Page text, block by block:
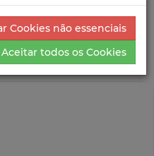
Corte-Real
Real
Cookies não essenciais
Aceitar todos os Cookies